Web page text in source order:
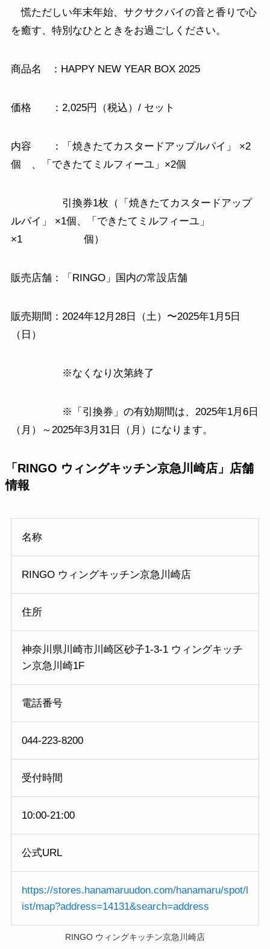
慌ただしい年末年始、サクサクパイの音と香りで心
を癒す、特別なひとときをお過ごしください。
商品名 ：HAPPY NEW YEAR BOX 2025
価格 ：2,025円（税込）/ セット
内容 ：「焼きたてカスタードアップルパイ」 ×2
個 、「できたてミルフィーユ」×2個
引換券1枚（「焼きたてカスタードアップ
ルパイ」 ×1個、「できたてミルフィーユ」
×1 個）
販売店舗：「RINGO」国内の常設店舗
販売期間：2024年12月28日（土）〜2025年1月5日
（日）
※なくなり次第終了
※「引換券」の有効期間は、2025年1月6日
（月）～2025年3月31日（月）になります。
「RINGO ウィングキッチン京急川崎店」店舗
情報
名称
RINGO ウィングキッチン京急川崎店
住所
神奈川県川崎市川崎区砂子1-3-1 ウィングキッチ
ン京急川崎1F
電話番号
044-223-8200
受付時間
10:00-21:00
公式URL
https://stores.hanamaruudon.com/hanamaru/spot/l
ist/map?address=14131&search=address
RINGO ウィングキッチン京急川崎店